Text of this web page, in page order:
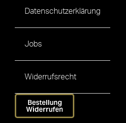
Datenschutzerklärung
Jobs
Widerrufsrecht
Bestellung
Widerrufen